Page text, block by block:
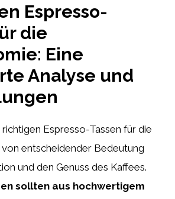
Espresso-
die
Eine
Analyse und
Espresso-Tassen für die
entscheidender Bedeutung
und den Genuss des Kaffees.
sollten aus hochwertigem